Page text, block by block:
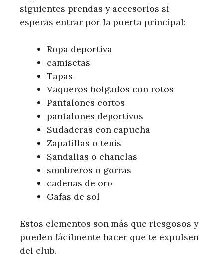
siguientes prendas y accesorios si
esperas entrar por la puerta principal:
Ropa deportiva
camisetas
Tapas
Vaqueros holgados con rotos
Pantalones cortos
pantalones deportivos
Sudaderas con capucha
Zapatillas o tenis
Sandalias o chanclas
sombreros o gorras
cadenas de oro
Gafas de sol
Estos elementos son más que riesgosos y
pueden fácilmente hacer que te expulsen
del club.